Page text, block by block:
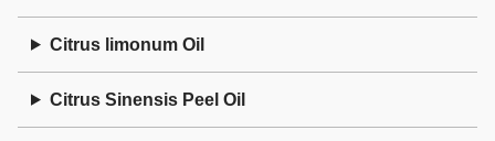
Citrus limonum Oil
Citrus Sinensis Peel Oil